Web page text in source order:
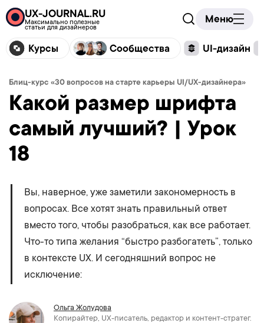
UX-JOURNAL.RU
Максимально полезные
статьи для дизайнеров
Меню
Курсы Сообщества UI-дизайн
Блиц-курс «30 вопросов на старте карьеры UI/UX-дизайнера»
Какой размер шрифта
самый лучший? | Урок
18
Вы, наверное, уже заметили закономерность в
вопросах. Все хотят знать правильный ответ
вместо того, чтобы разобраться, как все работает.
Что-то типа желания “быстро разбогатеть”, только
в контексте UX. И сегодняшний вопрос не
исключение:
Ольга Жолудова
Копирайтер, UX-писатель, редактор и контент-стратег.